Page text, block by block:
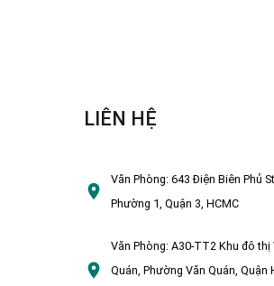
LIÊN HỆ
Văn Phòng:643 Điện Biên Phủ
Phường 1, Quận 3, HCMC
Văn Phòng:A30-TT2 Khu đô thị
Quán, Phường Văn Quán, Quận